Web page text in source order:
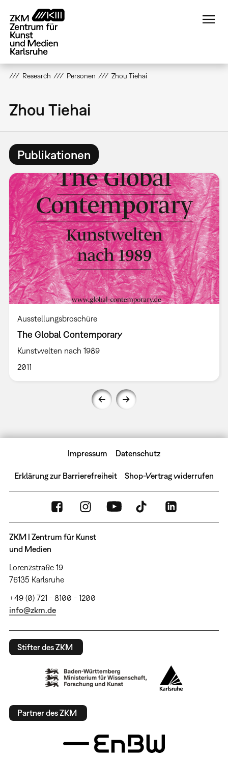
zum
Inhalt
Research Personen Zhou Tiehai
Zhou Tiehai
Publikationen
Ausstellungsbroschüre
The Global Contemporary
Kunstwelten nach 1989
2011
Impressum Datenschutz
Erklärung zur Barrierefreiheit Shop-Vertrag widerrufen
ZKM | Zentrum für Kunst
und Medien
Lorenzstraße 19
76135 Karlsruhe
+49 (0) 721 - 8100 - 1200
info@zkm.de
Stifter des ZKM
Partner des ZKM